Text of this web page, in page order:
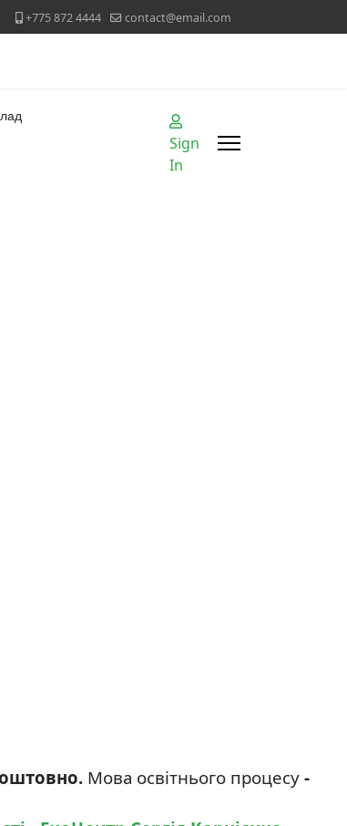
+775 872 4444 contact@email.com
Sign
In
Мова освітнього процесу -